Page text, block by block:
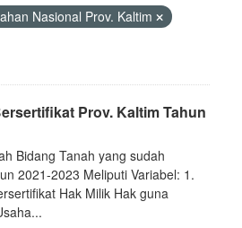
Nasional Prov. Kaltim
Prov. Kaltim Tahun
Bidang Tanah yang sudah
2021-2023 Meliputi Variabel: 1.
Hak Milik Hak guna